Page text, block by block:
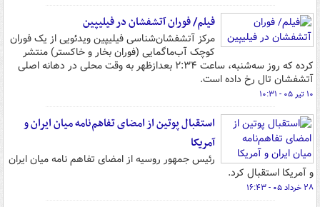
فیلم/ فوران آتشفشان در فیلیپین
مرکز آتشفشان‌شناسی فیلیپین ویدئویی از یک فوران
کوچک آب‌ماگمایی (فوران بخار و خاکستر) منتشر
کرده که روز سه‌شنبه، ساعت ۲:۳۴ بعدازظهر به وقت محلی در دهانه اصلی
آتشفشان تال رخ داده است.
۱۰ تیر ۰۵ - ۱۰:۳۱
استقبال پوتین از امضای تفاهم‌نامه میان ایران و
آمریکا
رئیس جمهور روسیه از امضای تفاهم نامه میان ایران
و آمریکا استقبال کرد.
۲۸ خرداد ۰۵ - ۱۶:۴۳